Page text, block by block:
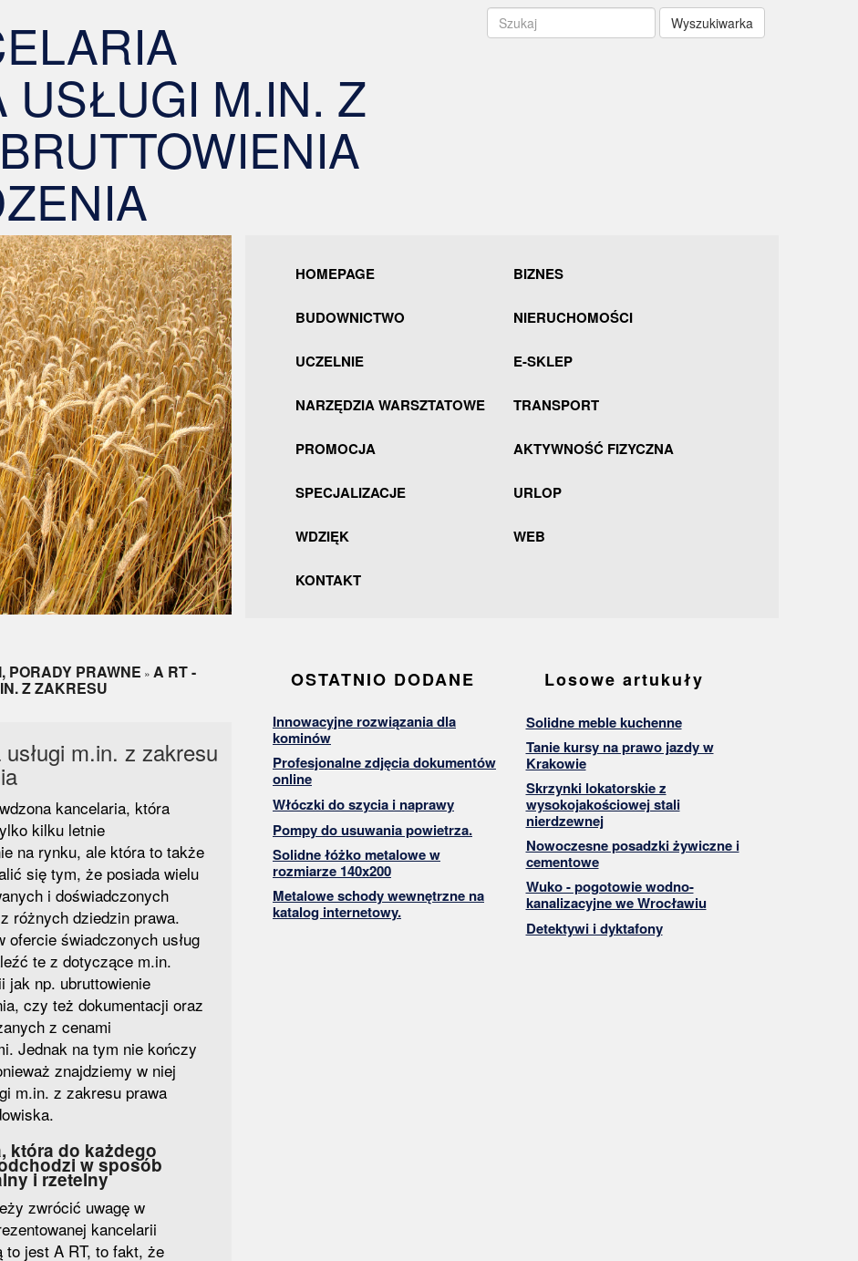
USŁUGI M.IN. Z
Wyszukiwarka
HOMEPAGE BIZNES
BUDOWNICTWO NIERUCHOMOŚCI
UCZELNIE E-SKLEP
NARZĘDZIA WARSZTATOWE TRANSPORT
PROMOCJA AKTYWNOŚĆ FIZYCZNA
SPECJALIZACJE URLOP
WDZIĘK WEB
KONTAKT
PORADY PRAWNE » A RT -
Z ZAKRESU
m.in. z zakresu
kancelaria, która
kilku letnie
na rynku, ale która to także
się tym, że posiada wielu
i doświadczonych
różnych dziedzin prawa.
ofercie świadczonych usług
te z dotyczące m.in.
jak np. ubruttowienie
czy też dokumentacji oraz
z cenami
Jednak na tym nie kończy
znajdziemy w niej
m.in. z zakresu prawa
która do każdego
w sposób
i rzetelny
zwrócić uwagę w
kancelarii
to jest A RT, to fakt, że
OSTATNIO DODANE
Innowacyjne rozwiązania dla
kominów
Profesjonalne zdjęcia dokumentów
online
Włóczki do szycia i naprawy
Pompy do usuwania powietrza.
Solidne łóżko metalowe w
rozmiarze 140x200
Metalowe schody wewnętrzne na
katalog internetowy.
Losowe artukuły
Solidne meble kuchenne
Tanie kursy na prawo jazdy w
Krakowie
Skrzynki lokatorskie z
wysokojakościowej stali
nierdzewnej
Nowoczesne posadzki żywiczne i
cementowe
Wuko - pogotowie wodno-
kanalizacyjne we Wrocławiu
Detektywi i dyktafony